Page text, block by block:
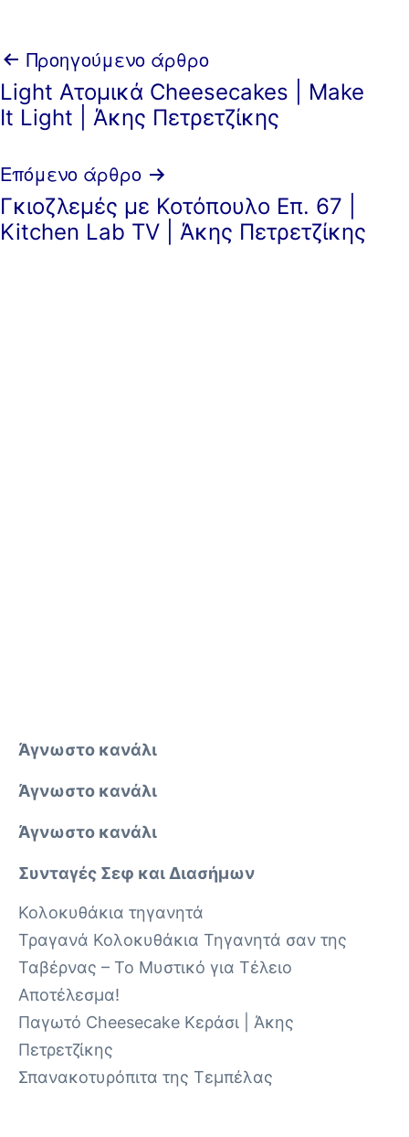
Πλοήγηση
άρθρων
Προηγούμενο άρθρο
Light Ατομικά Cheesecakes | Make
Ιt Light | Άκης Πετρετζίκης
Επόμενο άρθρο
Γκιοζλεμές με Κοτόπουλο Επ. 67 |
Kitchen Lab TV | Άκης Πετρετζίκης
Άγνωστο κανάλι
Άγνωστο κανάλι
Άγνωστο κανάλι
Συνταγές Σεφ και Διασήμων
Κολοκυθάκια τηγανητά
Τραγανά Κολοκυθάκια Τηγανητά σαν της
Ταβέρνας – Το Μυστικό για Τέλειο
Αποτέλεσμα!
Παγωτό Cheesecake Κεράσι | Άκης
Πετρετζίκης
Σπανακοτυρόπιτα της Τεμπέλας